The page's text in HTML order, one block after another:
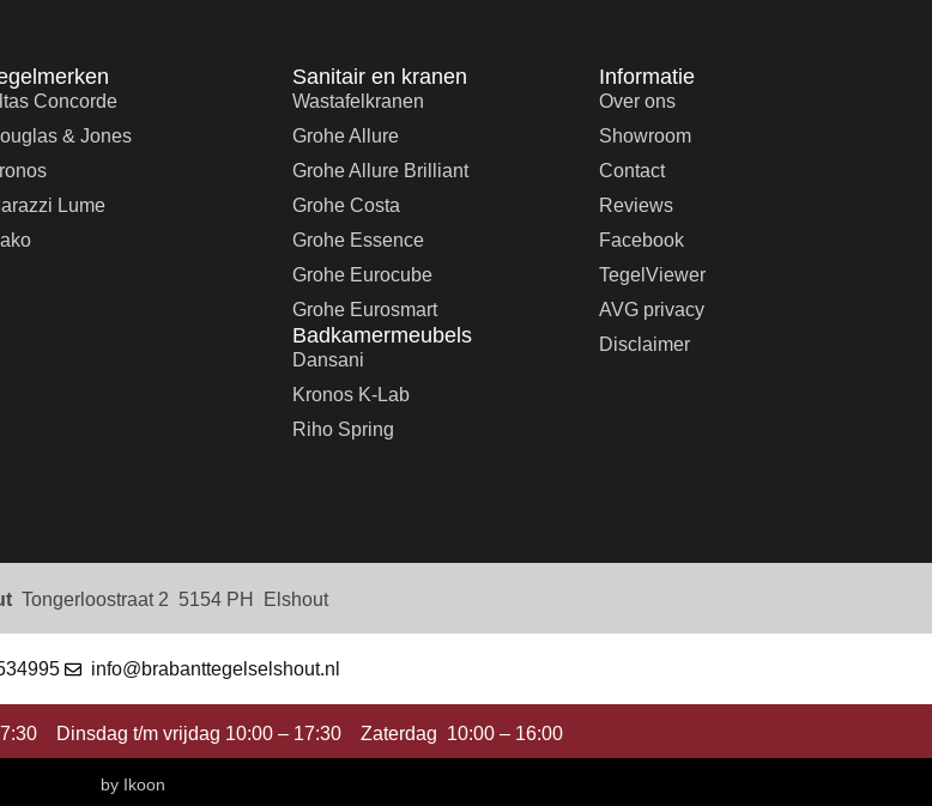
Concorde
& Jones
Lume
Sanitair en kranen
Wastafelkranen
Grohe Allure
Grohe Allure Brilliant
Grohe Costa
Grohe Essence
Grohe Eurocube
Grohe Eurosmart
Badkamermeubels
Dansani
Kronos K-Lab
Riho Spring
Informatie
Over ons
Showroom
Contact
Reviews
Facebook
TegelViewer
AVG privacy
Disclaimer
Tongerloostraat 2 5154 PH Elshout
info@brabanttegelselshout.nl
Dinsdag t/m vrijdag 10:00 – 17:30 Zaterdag 10:00 – 16:00
by Ikoon